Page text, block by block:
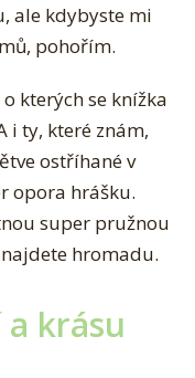
ale kdybyste mi
pohořím.
kterých se knížka
i ty, které znám,
ostříhané v
opora hrášku.
super pružnou
hromadu.
krásu